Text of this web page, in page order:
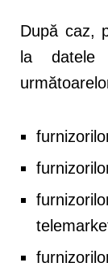
După caz,
la datele